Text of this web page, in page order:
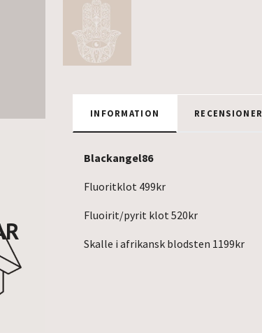
INFORMATION RECENSIONER
Blackangel86
Fluoritklot 499kr
Fluoirit/pyrit klot 520kr
Skalle i afrikansk blodsten 1199kr